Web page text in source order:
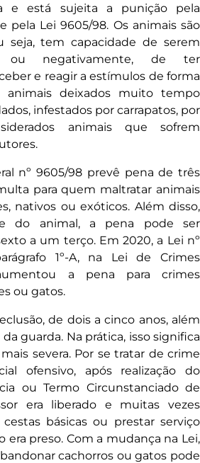
e está sujeita a punição pela
pela Lei 9605/98. Os animais são
seja, tem capacidade de serem
ou negativamente, de ter
e reagir a estímulos de forma
animais deixados muito tempo
infestados por carrapatos, por
animais que sofrem
nº 9605/98 prevê pena de três
para quem maltratar animais
nativos ou exóticos. Além disso,
do animal, a pena pode ser
a um terço. Em 2020, a Lei nº
1º-A, na Lei de Crimes
a pena para crimes
ou gatos.
de dois a cinco anos, além
guarda. Na prática, isso significa
severa. Por se tratar de crime
ofensivo, após realização do
ou Termo Circunstanciado de
era liberado e muitas vezes
básicas ou prestar serviço
era preso. Com a mudança na Lei,
cachorros ou gatos pode